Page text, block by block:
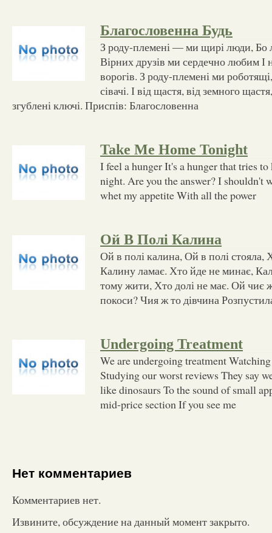
Благословенна Будь
З роду-племені — ми щирі люди, Бо
Вірних друзів ми сердечно любим І
ворогів. З роду-племені ми
сівачі. І від щастя, від земного
згублені ключі. Приспів: Благословенна
Take Me Home Tonight
I feel a hunger It's a hunger that tries to
night. Are you the answer? I shouldn't
whet my appetite With all the power
Ой В Полі Калина
Ой в полі калина, Ой в полі стояла,
Калину ламає. Хто йде не минає,
тому жити, Хто долі не має. Ой чиє
покоси? Чия ж то дівчина
Undergoing Treatment
We are undergoing treatment
Studying our worst reviews They say
like dinosaurs To the sound of small
mid-price section If you see me
Нет комментариев
Комментариев нет.
Извините, обсуждение на данный момент закрыто.